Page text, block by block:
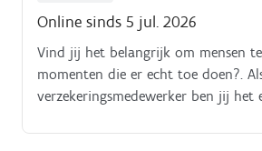
Online sinds 5 jul. 2026
Vind jij het belangrijk om mensen
momenten die er echt toe doen?.
verzekeringsmedewerker ben jij het
over hun verzekeringen. Je